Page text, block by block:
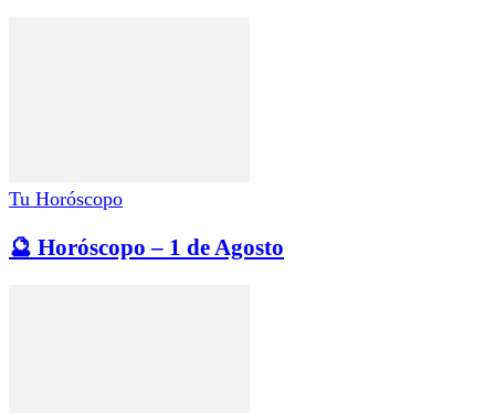
Tu Horóscopo
🔮 Horóscopo – 1 de Agosto